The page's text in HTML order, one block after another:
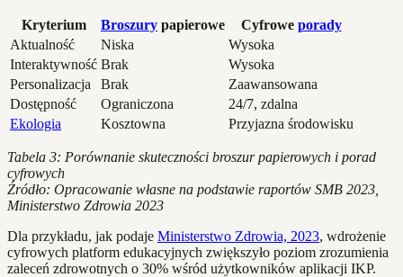
Kryterium Broszury papierowe Cyfrowe porady
Aktualność
Niska
Wysoka
Interaktywność Brak
Wysoka
Personalizacja
Brak
Zaawansowana
Dostępność
Ograniczona
24/7, zdalna
Ekologia
Kosztowna Przyjazna środowisku
Tabela 3: Porównanie skuteczności broszur papierowych i porad
cyfrowych
Źródło: Opracowanie własne na podstawie raportów SMB 2023,
Ministerstwo Zdrowia 2023
Dla przykładu, jak podaje Ministerstwo Zdrowia, 2023, wdrożenie
cyfrowych platform edukacyjnych zwiększyło poziom zrozumienia
zaleceń zdrowotnych o 30% wśród użytkowników aplikacji IKP.